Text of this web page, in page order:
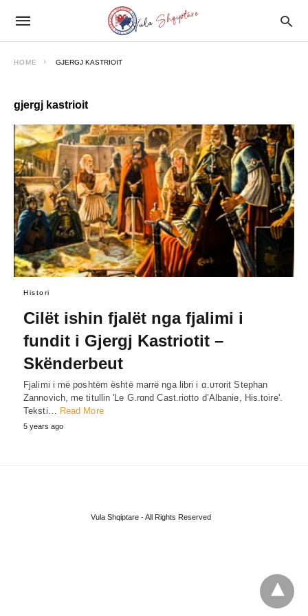
HOME GJERGJ KASTRIOIT
gjergj kastrioit
Histori
Cilët ishin fjalët nga fjalimi i
fundit i Gjergj Kastriotit –
Skënderbeut
Fjalimi i më poshtëm është marrë nga libri i α.υтorit Stephan
Zannovich, me titullin 'Le G.rɑnd Cast.riotto d’Albanie, His.toire'.
Teksti… Read More
5 years ago
Vula Shqiptare - All Rights Reserved